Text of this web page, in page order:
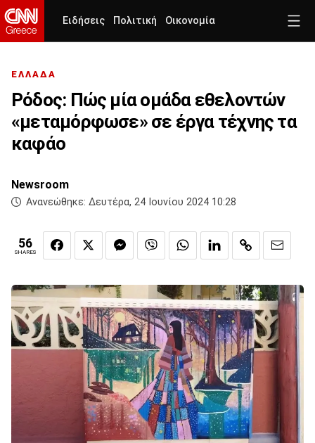
Ειδήσεις Πολιτική Οικονομία
ΕΛΛΑΔΑ
Ρόδος: Πώς μία ομάδα εθελοντών
«μεταμόρφωσε» σε έργα τέχνης τα
καφάο
Newsroom
Ανανεώθηκε: Δευτέρα, 24 Ιουνίου 2024 10:28
56
SHARES